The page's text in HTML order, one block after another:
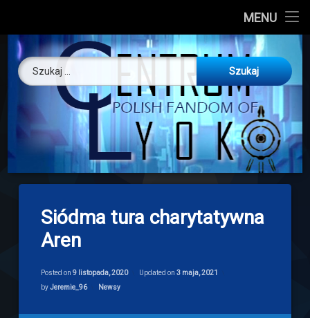
MENU
About us
O nas
Artykuły
Discord
Drogowskaz
Download
Skip
content
Centrum
Szukaj:
Siódma tura charytatywna
Aren
Posted on9 listopada, 2020 Updated on3 maja, 2021
byJeremie_96 Categories:
Newsy